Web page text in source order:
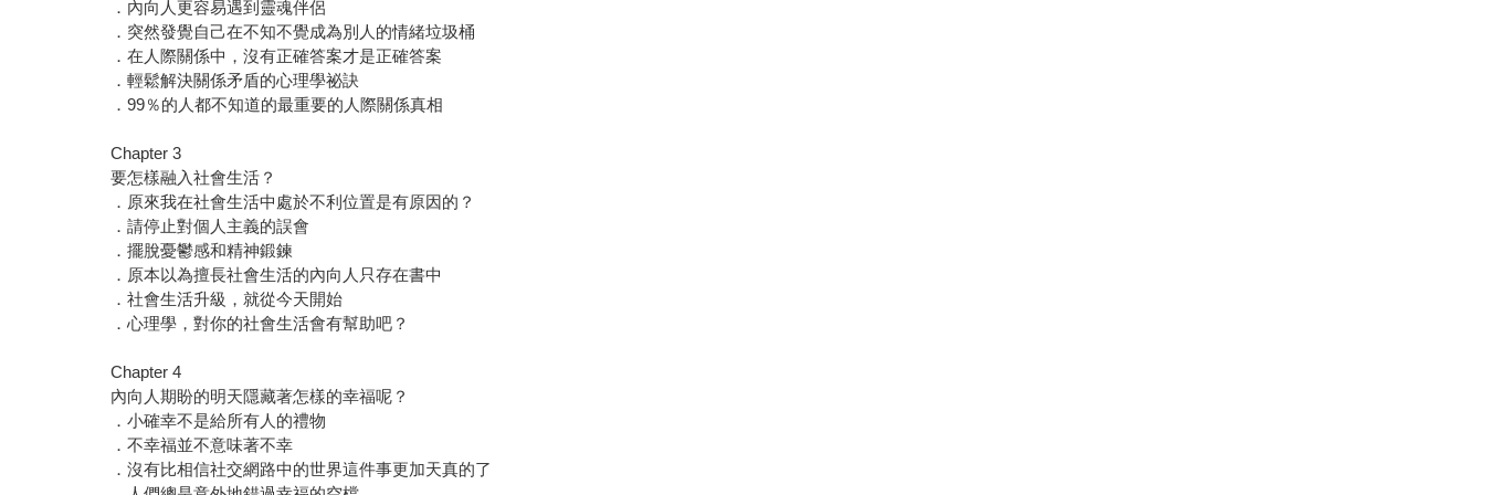
．內向人更容易遇到靈魂伴侶
．突然發覺自己在不知不覺成為別人的情緒垃圾桶
．在人際關係中，沒有正確答案才是正確答案
．輕鬆解決關係矛盾的心理學祕訣
．99％的人都不知道的最重要的人際關係真相
Chapter 3
要怎樣融入社會生活？
．原來我在社會生活中處於不利位置是有原因的？
．請停止對個人主義的誤會
．擺脫憂鬱感和精神鍛鍊
．原本以為擅長社會生活的內向人只存在書中
．社會生活升級，就從今天開始
．心理學，對你的社會生活會有幫助吧？
Chapter 4
內向人期盼的明天隱藏著怎樣的幸福呢？
．小確幸不是給所有人的禮物
．不幸福並不意味著不幸
．沒有比相信社交網路中的世界這件事更加天真的了